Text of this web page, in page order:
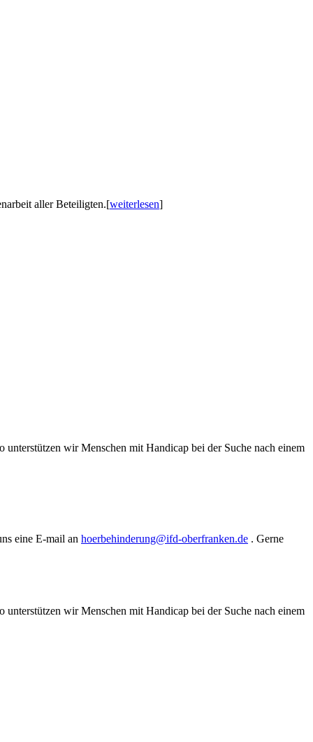
aller Beteiligten.[weiterlesen]
wir Menschen mit Handicap bei der Suche nach einem
eine E-mail an hoerbehinderung@ifd-oberfranken.de . Gerne
wir Menschen mit Handicap bei der Suche nach einem